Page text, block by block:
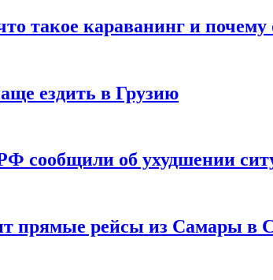
такое караванинг и
ездить в Грузию
сообщили об ухудшении
прямые рейсы из Самары в